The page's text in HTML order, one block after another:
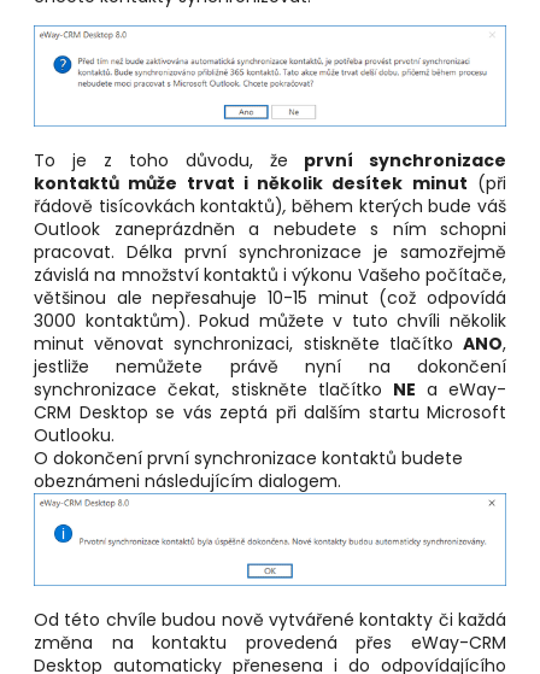
To je z toho důvodu, že první synchronizace
kontaktů může trvat i několik desítek minut (při
řádově tisícovkách kontaktů), během kterých bude váš
Outlook zaneprázdněn a nebudete s ním schopni
pracovat. Délka první synchronizace je samozřejmě
závislá na množství kontaktů i výkonu Vašeho počítače,
většinou ale nepřesahuje 10-15 minut (což odpovídá
3000 kontaktům). Pokud můžete v tuto chvíli několik
minut věnovat synchronizaci, stiskněte tlačítko ANO,
jestliže nemůžete právě nyní na dokončení
synchronizace čekat, stiskněte tlačítko NE a eWay-
CRM Desktop se vás zeptá při dalším startu Microsoft
Outlooku.
O dokončení první synchronizace kontaktů budete
obeznámeni následujícím dialogem.
Od této chvíle budou nově vytvářené kontakty či každá
změna na kontaktu provedená přes eWay-CRM
Desktop automaticky přenesena i do odpovídajícího